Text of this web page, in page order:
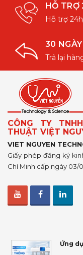
HỖ TRỢ
Hỗ trợ
30
Trả lại
CÔNG TY
THUẬT VIỆT
VIET NGUYEN
Giấy phép đăng ký
Chí Minh cấp ngày 03/
Ứng